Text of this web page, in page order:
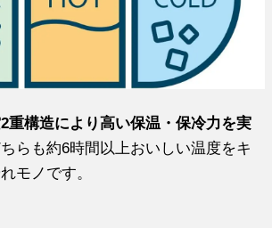
重構造により高い保温・保冷力を実
らも約6時間以上おいしい温度をキ
モノです。